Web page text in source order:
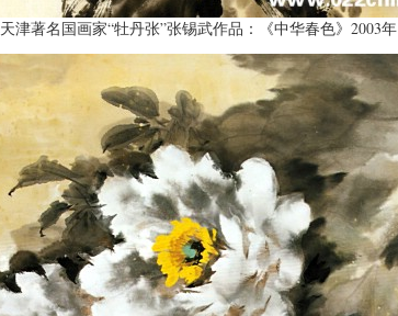
天津著名国画家“牡丹张”张锡武作品：《中华春色》2003年